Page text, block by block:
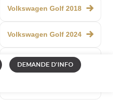
DEMANDE D'INFO
Volkswagen Golf 2018
Volkswagen Golf 2024
Volkswagen Golf 2022